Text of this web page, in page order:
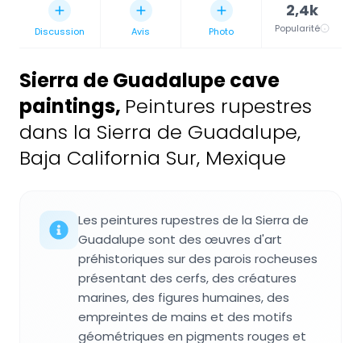
Discussion Avis Photo
2,4k
Popularité
Sierra de Guadalupe cave
paintings, Peintures rupestres
dans la Sierra de Guadalupe,
Baja California Sur, Mexique
Les peintures rupestres de la Sierra de
Guadalupe sont des œuvres d'art
préhistoriques sur des parois rocheuses
présentant des cerfs, des créatures
marines, des figures humaines, des
empreintes de mains et des motifs
géométriques en pigments rouges et